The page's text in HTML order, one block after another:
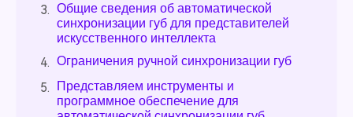
3. Общие сведения об автоматической
синхронизации губ для представителей
искусственного интеллекта
4. Ограничения ручной синхронизации губ
5. Представляем инструменты и
программное обеспечение для